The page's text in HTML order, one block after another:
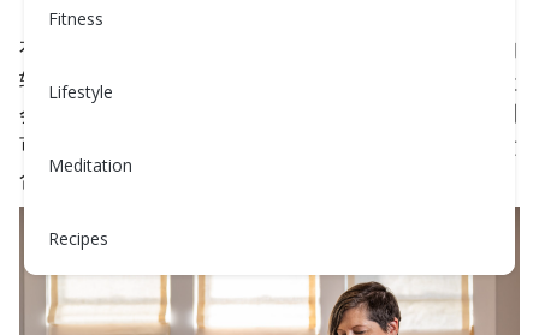
Fitness
Lifestyle
Meditation
Recipes
有些人可能需要更严格地控制血糖，应以这些范围的
较低端为目标。然而，根据你的年龄、健康状况、社
会和环境因素及其他考虑因素，过于严格的血糖控制
可能会有危险。请咨询你的医疗提供者，以确定最适
合你的血糖控制目标。